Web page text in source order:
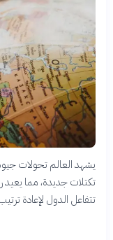
يشهد العالم تحولات
تكتلات جديدة، مما
تتفاعل الدول لإعادة